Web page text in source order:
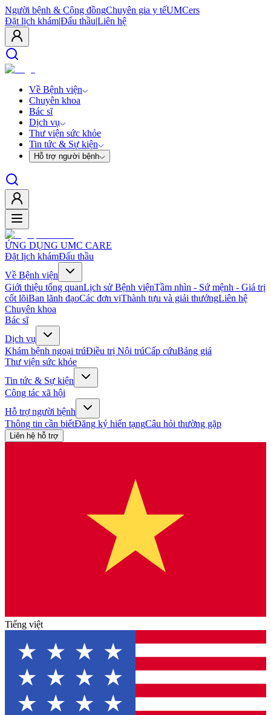
Người bệnh & Cộng đồngChuyên gia y tếUMCers
Đặt lịch khám|Đấu thầu|Liên hệ
Về Bệnh viện
Chuyên khoa
Bác sĩ
Dịch vụ
Thư viện sức khỏe
Tin tức & Sự kiện
Hỗ trợ người bệnh
ỨNG DỤNG UMC CARE
Đặt lịch khámĐấu thầu
Về Bệnh viện
Giới thiệu tổng quanLịch sử Bệnh việnTầm nhìn - Sứ mệnh - Giá trị
cốt lõiBan lãnh đạoCác đơn vịThành tựu và giải thưởngLiên hệ
Chuyên khoa
Bác sĩ
Dịch vụ
Khám bệnh ngoại trúĐiều trị Nội trúCấp cứuBảng giá
Thư viện sức khỏe
Tin tức & Sự kiện
Công tác xã hội
Hỗ trợ người bệnh
Thông tin cần biếtĐăng ký hiến tạngCâu hỏi thường gặp
Liên hệ hỗ trợ
Tiếng việt